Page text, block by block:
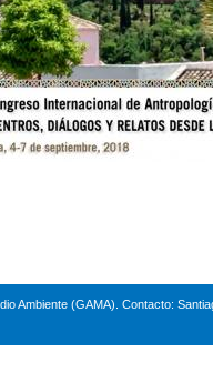
Ambiente (GAMA). Contacto: